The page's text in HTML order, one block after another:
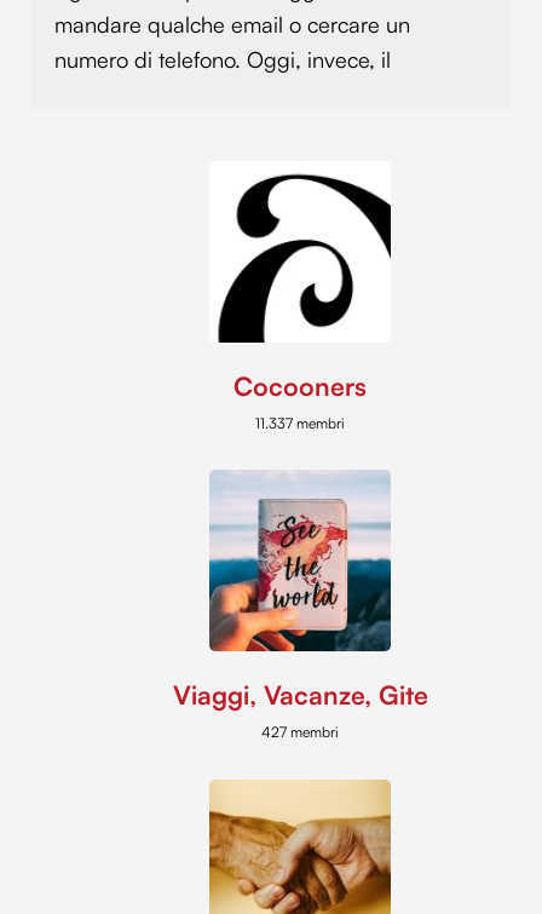
mandare qualche email o cercare un
numero di telefono. Oggi, invece, il
Cocooners
11.337 membri
Viaggi, Vacanze, Gite
427 membri